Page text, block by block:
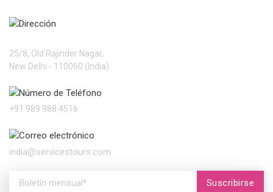
25/8, Old Rajinder Nagar,
New Delhi - 110060 (India)
+91 989 988 4516
india@servicestours.com
Suscribirse